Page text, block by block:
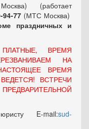
(работает
94-77 (МТС Москва)
праздничных и
ВРЕМЯ
НА
ВРЕМЯ
ВСТРЕЧИ
E-mail:sud-